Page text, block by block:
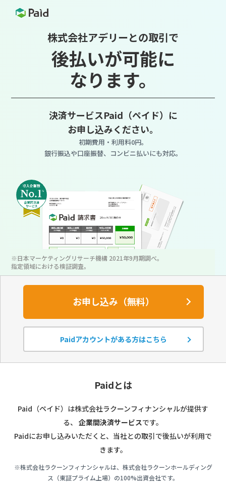
株式会社アデリーとの取引で
後払いが可能に
なります。
決済サービスPaid（ペイド）に
お申し込みください。
初期費用・利用料0円。
銀行振込や口座振替、コンビニ払いにも対応。
※日本マーケティングリサーチ機構 2021年9月期調べ。
指定領域における検証調査。
お申し込み（無料）
Paidアカウントがある方はこちら
Paidとは
Paid（ペイド）は株式会社ラクーンフィナンシャルが提供す
る、 企業間決済サービスです。
Paidにお申し込みいただくと、当社との取引で後払いが利用で
きます。
※株式会社ラクーンフィナンシャルは、株式会社ラクーンホールディング
ス（東証プライム上場）の100%出資会社です。